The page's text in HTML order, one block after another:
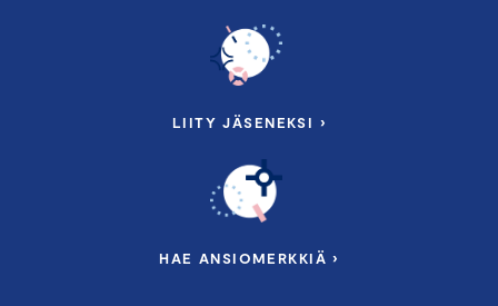
LIITY JÄSENEKSI ›
HAE ANSIOMERKKIÄ ›